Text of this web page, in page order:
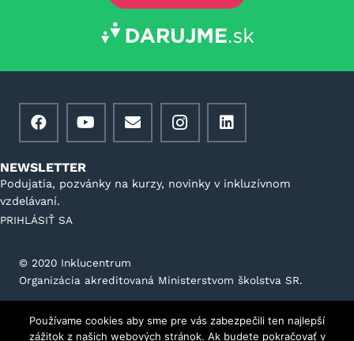
NEWSLETTER
Podujatia, pozvánky na kurzy, novinky v inkluzívnom
vzdelávaní.
PRIHLÁSIŤ SA
©️ 2020 Inklucentrum
Organizácia akreditovaná Ministerstvom školstva SR.
Všeobecné podmienky prevádzkovateľa portálu
GDPR
Stanovy Kontakt Etický kódex
Používame cookies aby sme pre vás zabezpečili ten najlepší
zážitok z našich webových stránok. Ak budete pokračovať v